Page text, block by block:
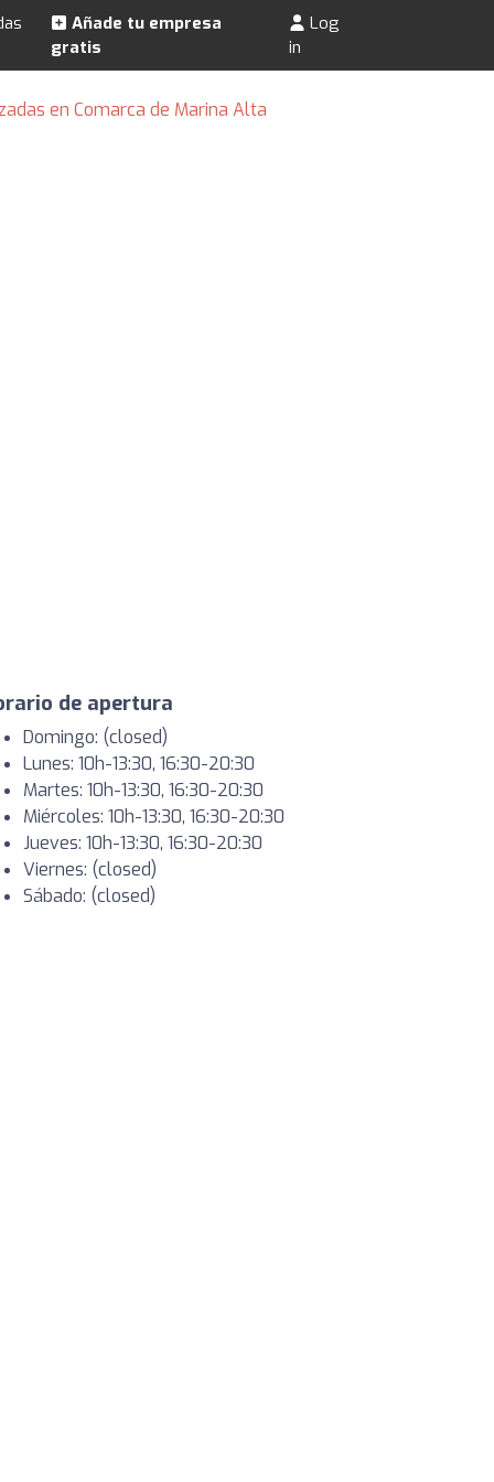
Añade tu empresa
gratis
Log
in
en Comarca de Marina Alta
de apertura
Domingo: (closed)
Lunes: 10h-13:30, 16:30-20:30
Martes: 10h-13:30, 16:30-20:30
Miércoles: 10h-13:30, 16:30-20:30
Jueves: 10h-13:30, 16:30-20:30
Viernes: (closed)
Sábado: (closed)